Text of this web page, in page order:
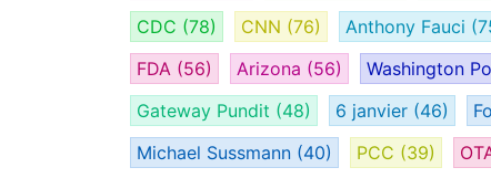
CDC (78) CNN (76) Anthony Fauci
FDA (56) Arizona (56) Washington
Gateway Pundit (48) 6 janvier (46)
Michael Sussmann (40) PCC (39)